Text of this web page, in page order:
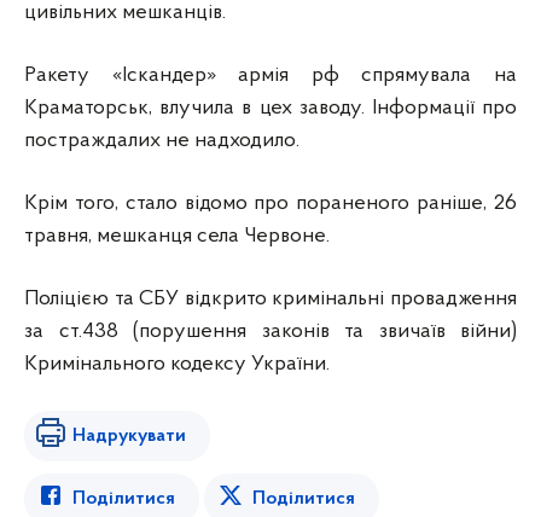
цивільних мешканців.
Ракету «Іскандер» армія рф спрямувала на
Краматорськ, влучила в цех заводу. Інформації про
постраждалих не надходило.
Крім того, стало відомо про пораненого раніше, 26
травня, мешканця села Червоне.
Поліцією та СБУ відкрито кримінальні провадження
за ст.438 (порушення законів та звичаїв війни)
Кримінального кодексу України.
Надрукувати
Поділитися Поділитися